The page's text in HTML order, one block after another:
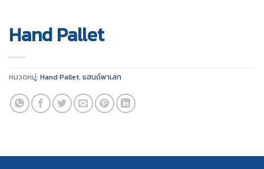
Hand Pallet
หมวดหมู่: Hand Pallet, แฮนด์พาเลท